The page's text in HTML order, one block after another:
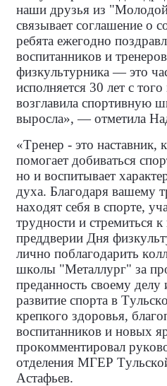
наши друзья из
связывает соглашение о
ребята ежегодно
воспитанников и
физкультурника — это
исполняется 30 лет с
возглавила спортивную
выросла», — отметила
«Тренер - это наставник,
помогает добиваться
но и воспитывает
духа. Благодаря вашему
находят себя в спорте,
трудности и стремиться
преддверии Дня
лично поблагодарить
школы "Металлург" за
преданность своему
развитие спорта в
крепкого здоровья,
воспитанников и новых
прокомментировал
отделения МГЕР
Астафьев.